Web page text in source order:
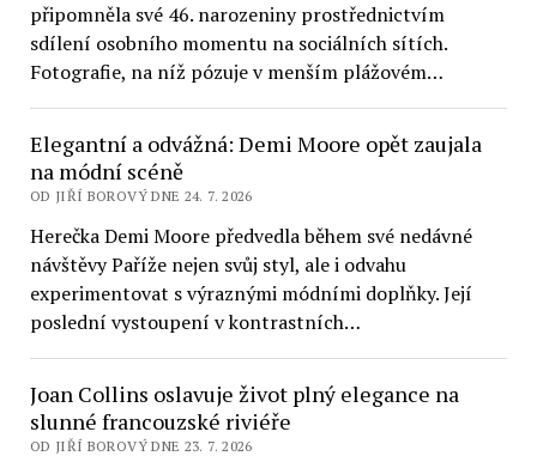
připomněla své 46. narozeniny prostřednictvím
sdílení osobního momentu na sociálních sítích.
Fotografie, na níž pózuje v menším plážovém…
Elegantní a odvážná: Demi Moore opět zaujala
na módní scéně
OD JIŘÍ BOROVÝ DNE 24. 7. 2026
Herečka Demi Moore předvedla během své nedávné
návštěvy Paříže nejen svůj styl, ale i odvahu
experimentovat s výraznými módními doplňky. Její
poslední vystoupení v kontrastních…
Joan Collins oslavuje život plný elegance na
slunné francouzské riviéře
OD JIŘÍ BOROVÝ DNE 23. 7. 2026